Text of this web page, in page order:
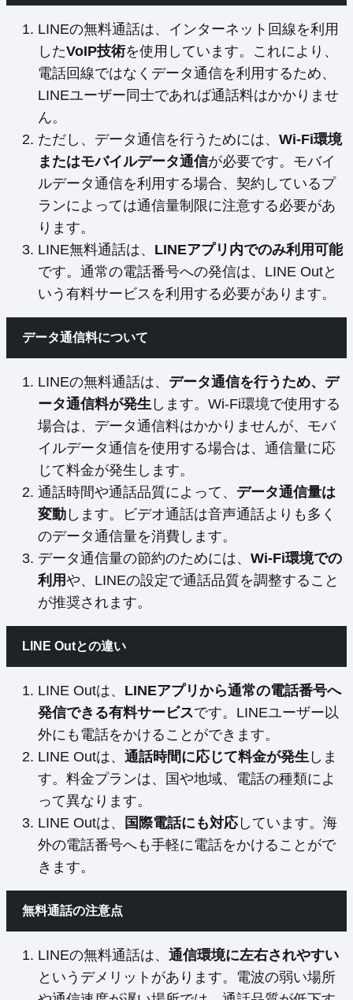
LINEの無料通話は、インターネット回線を利用
したVoIP技術を使用しています。これにより、
電話回線ではなくデータ通信を利用するため、
LINEユーザー同士であれば通話料はかかりませ
ん。
ただし、データ通信を行うためには、 Wi-Fi環境
またはモバイルデータ通信が必要です。モバイ
ルデータ通信を利用する場合、契約しているプ
ランによっては通信量制限に注意する必要があ
ります。
LINE無料通話は、 LINEアプリ内でのみ利用可能
です。通常の電話番号への発信は、LINE Outと
いう有料サービスを利用する必要があります。
データ通信料について
LINEの無料通話は、 データ通信を行うため、デ
ータ通信料が発生 します。Wi-Fi環境で使用する
場合は、データ通信料はかかりませんが、モバ
イルデータ通信を使用する場合は、通信量に応
じて料金が発生します。
通話時間や通話品質によって、 データ通信量は
変動 します。ビデオ通話は音声通話よりも多く
のデータ通信量を消費します。
データ通信量の節約のためには、 Wi-Fi環境での
利用や、LINEの設定で通話品質を調整すること
が推奨されます。
LINE Outとの違い
LINE Outは、 LINEアプリから通常の電話番号へ
発信できる有料サービスです。LINEユーザー以
外にも電話をかけることができます。
LINE Outは、 通話時間に応じて料金が発生 しま
す。料金プランは、国や地域、電話の種類によ
って異なります。
LINE Outは、
国際電話にも対応しています。海
外の電話番号へも手軽に電話をかけることがで
きます。
無料通話の注意点
LINEの無料通話は、 通信環境に左右されやすい
というデメリットがあります。電波の弱い場所